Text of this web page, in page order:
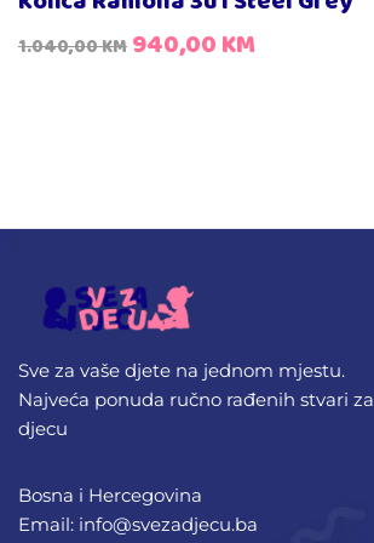
1.040,00KM 940,00KM
Sve za vaše djete na jednom mjestu.
Najveća ponuda ručno rađenih stvari za
djecu
Bosna i Hercegovina
Email: info@svezadjecu.ba